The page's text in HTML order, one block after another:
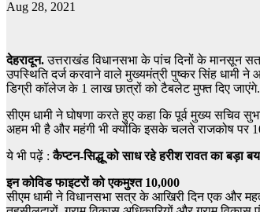
Aug 28, 2021
देहरादून.उत्तराखंड विधानसभा के पांच दिनों के मानसून
उपस्थिति दर्ज करवाने वाले मुख्यमंत्री पुष्कर सिंह धामी
डिग्री कॉलेज के 1 लाख छात्रों को टैबलेट मुफ्त दिए
सीएम धामी ने घोषणा करते हुए कहा कि पूर्व मुख्य सचिव
अहम भी है और महंगी भी क्योंकि इसके चलते राजकोष पर
ये भी पढ़ें :कैप्टन-सिद्धू को साध रहे हरीश रावत का बड़ा
इन कोविड फाइटरों को एकमुश्त 10,000
सीएम धामी ने विधानसभा सत्र के आखिरी दिन एक और